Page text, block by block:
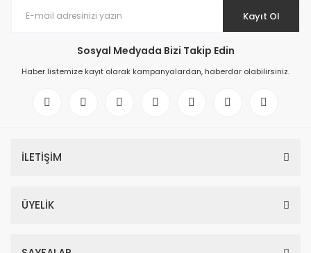
Kayıt Ol
Sosyal Medyada Bizi Takip Edin
Haber listemize kayıt olarak kampanyalardan, haberdar olabilirsiniz.
İLETİŞİM
ÜYELİK